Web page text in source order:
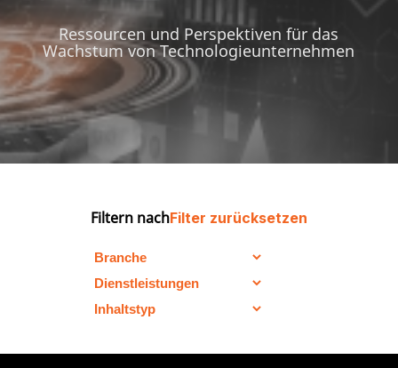
Ressourcen und Perspektiven für das
Wachstum von Technologieunternehmen
Filtern nachFilter zurücksetzen